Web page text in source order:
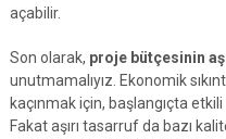
açabilir.
Son olarak, proje bütçesinin
unutmamalıyız. Ekonomik
kaçınmak için, başlangıçta
Fakat aşırı tasarruf da bazı